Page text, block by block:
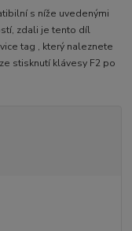
s níže uvedenými
zdali je tento díl
tag , který naleznete
stisknutí klávesy F2 po